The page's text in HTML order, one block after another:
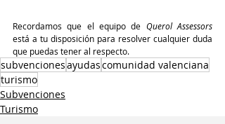
Recordamos que el equipo de Querol Assessors
está a tu disposición para resolver cualquier duda
que puedas tener al respecto.
subvencionesayudascomunidad valenciana
turismo
Subvenciones
Turismo